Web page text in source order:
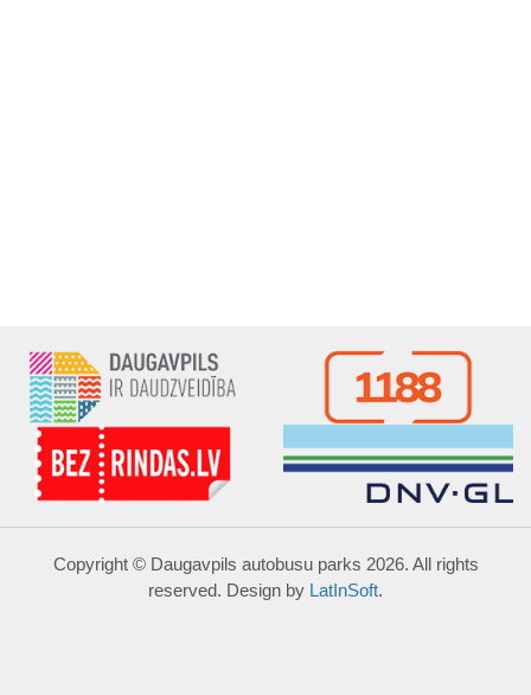
Copyright © Daugavpils autobusu parks 2026. All rights
reserved. Design by LatInSoft.